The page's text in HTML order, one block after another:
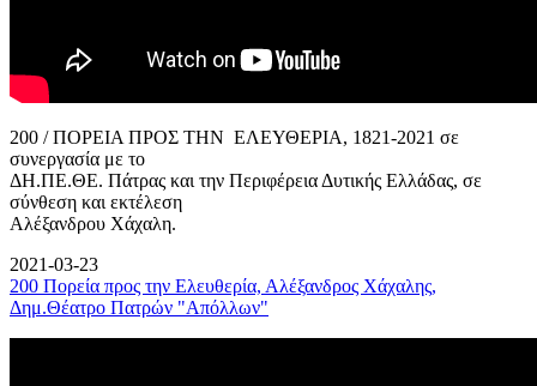
200 / ΠΟΡΕΙΑ ΠΡΟΣ ΤΗΝ ΕΛΕΥΘΕΡΙΑ, 1821-2021 σε
συνεργασία με το
ΔΗ.ΠΕ.ΘΕ. Πάτρας και την Περιφέρεια Δυτικής Ελλάδας, σε
σύνθεση και εκτέλεση
Αλέξανδρου Χάχαλη.
2021-03-23
200 Πορεία προς την Ελευθερία, Αλέξανδρος Χάχαλης,
Δημ.Θέατρο Πατρών "Απόλλων"